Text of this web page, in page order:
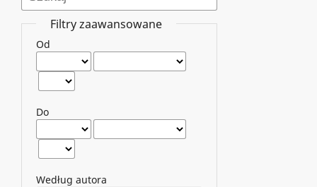
Filtry zaawansowane
Od
Do
Według autora